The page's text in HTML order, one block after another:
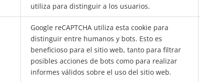
utiliza para distinguir a los usuarios.
Google reCAPTCHA utiliza esta cookie para
distinguir entre humanos y bots. Esto es
beneficioso para el sitio web, tanto para filtrar
posibles acciones de bots como para realizar
informes válidos sobre el uso del sitio web.